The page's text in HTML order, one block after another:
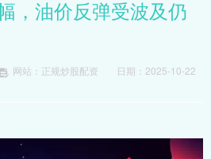
，油价反弹受波及仍
网站：正规炒股配资
日期：2025-10-22